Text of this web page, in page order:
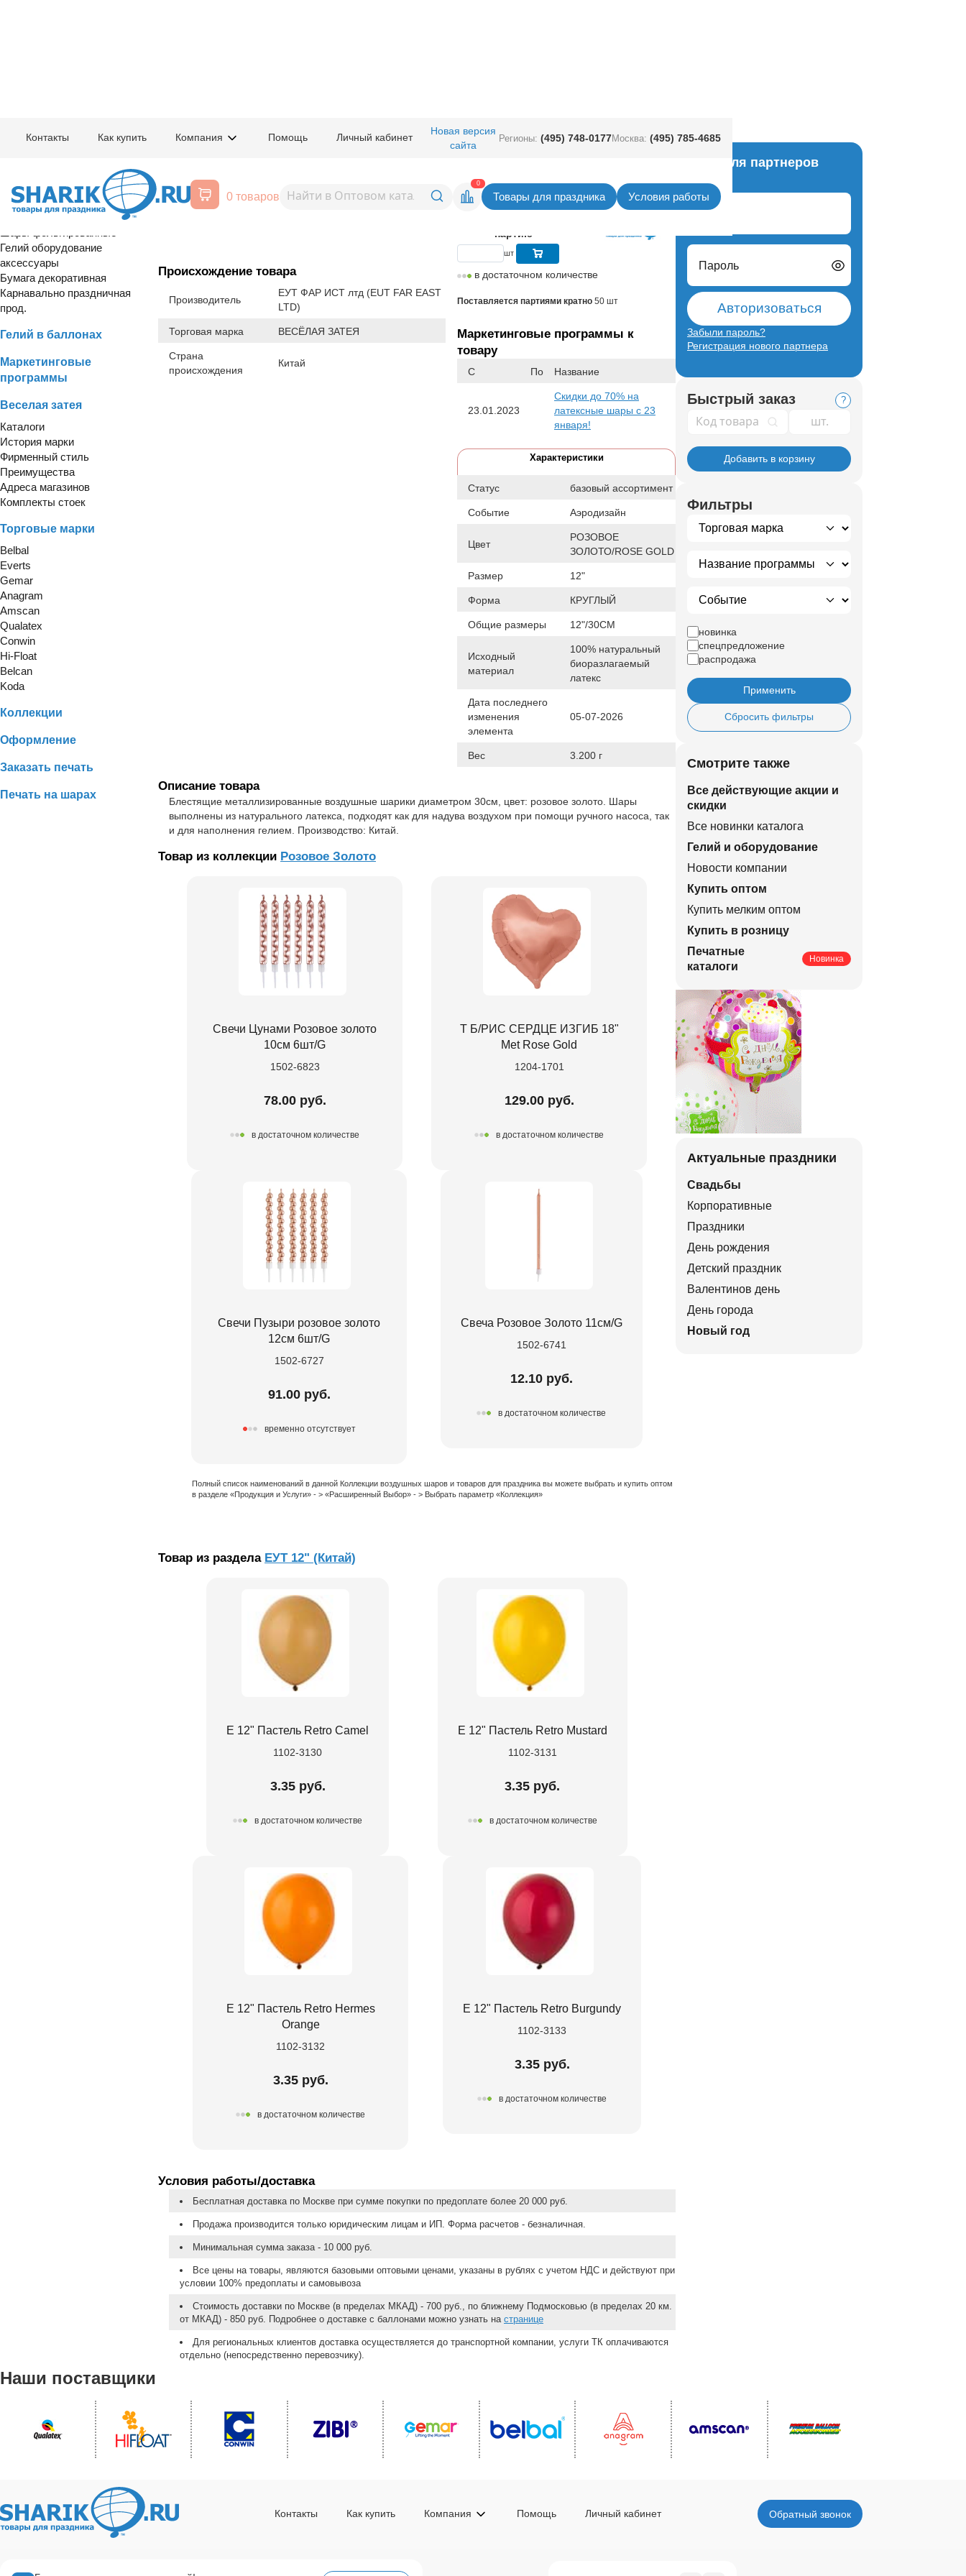
Контакты Как купить Компания Помощь Личный кабинет
Новая версия
сайта
Регионы: (495) 748-0177Москва: (495) 785-4685
0 товаров
0
Товары для праздника Условия работы
Расширенный поиск
Шары латексные
Гелий оборудование
аксессуары
Бумага декоративная
Карнавально праздничная
прод.
Гелий в баллонах
Маркетинговые
программы
Веселая затея
Каталоги
История марки
Фирменный стиль
Преимущества
Адреса магазинов
Комплекты стоек
Торговые марки
Belbal
Everts
Gemar
Anagram
Amscan
Qualatex
Conwin
Hi-Float
Belcan
Koda
Коллекции
Оформление
Заказать печать
Печать на шарах
1102-2521 Вернуться в раздел ЕУТ 12" (Китай)
Происхождение товара
Производитель
ЕУТ ФАР ИСТ лтд (EUT FAR EAST
LTD)
Торговая марка ВЕСЁЛАЯ ЗАТЕЯ
Страна
происхождения
Китай
3,40руб. за шт
партию
шт
в достаточном количестве
Поставляется партиями кратно 50 шт
Маркетинговые программы к
товару
С По Название
23.01.2023
Скидки до 70% на
латексные шары с 23
января!
Характеристики
Статус базовый ассортимент
Событие Аэродизайн
Цвет
РОЗОВОЕ
ЗОЛОТО/ROSE GOLD
Размер 12"
Форма КРУГЛЫЙ
Общие размеры 12"/30СМ
Исходный
материал
100% натуральный
биоразлагаемый
латекс
Дата последнего
изменения
элемента
05-07-2026
Вес 3.200 г
Описание товара
Блестящие металлизированные воздушные шарики диаметром 30см, цвет: розовое золото. Шары
выполнены из натурального латекса, подходят как для надува воздухом при помощи ручного насоса, так
и для наполнения гелием. Производство: Китай.
Товар из коллекции Розовое Золото
Свечи Цунами Розовое золото
10см 6шт/G
1502-6823
78.00 руб.
в достаточном количестве
Т Б/РИС СЕРДЦЕ ИЗГИБ 18"
Met Rose Gold
1204-1701
129.00 руб.
в достаточном количестве
Свечи Пузыри розовое золото
12см 6шт/G
1502-6727
91.00 руб.
временно отсутствует
Свеча Розовое Золото 11см/G
1502-6741
12.10 руб.
в достаточном количестве
Полный список наименований в данной Коллекции воздушных шаров и товаров для праздника вы можете выбрать и купить оптом
в разделе «Продукция и Услуги» - > «Расширенный Выбор» - > Выбрать параметр «Коллекция»
Товар из раздела ЕУТ 12" (Китай)
Е 12" Пастель Retro Camel
1102-3130
3.35 руб.
в достаточном количестве
Е 12" Пастель Retro Mustard
1102-3131
3.35 руб.
в достаточном количестве
Е 12" Пастель Retro Hermes
Orange
1102-3132
3.35 руб.
в достаточном количестве
Е 12" Пастель Retro Burgundy
1102-3133
3.35 руб.
в достаточном количестве
Условия работы/доставка
Бесплатная доставка по Москве при сумме покупки по предоплате более 20 000 руб.
Продажа производится только юридическим лицам и ИП. Форма расчетов - безналичная.
Минимальная сумма заказа - 10 000 руб.
Все цены на товары, являются базовыми оптовыми ценами, указаны в рублях с учетом НДС и действуют при
условии 100% предоплаты и самовывоза
Стоимость доставки по Москве (в пределах МКАД) - 700 руб., по ближнему Подмосковью (в пределах 20 км.
от МКАД) - 850 руб. Подробнее о доставке с баллонами можно узнать на странице
Для региональных клиентов доставка осуществляется до транспортной компании, услуги ТК оплачиваются
отдельно (непосредственно перевозчику).
Вход для партнеров
Логин
Пароль
Авторизоваться
Забыли пароль?
Регистрация нового партнера
Быстрый заказ ?
Код товара
Добавить в корзину
Фильтры
новинка
спецпредложение
распродажа
Применить
Сбросить фильтры
Смотрите также
Все действующие акции и
скидки
Все новинки каталога
Гелий и оборудование
Новости компании
Купить оптом
Купить мелким оптом
Купить в розницу
Печатные
каталоги
Новинка
Актуальные праздники
Свадьбы
Корпоративные
Праздники
День рождения
Детский праздник
Валентинов день
День города
Новый год
Наши поставщики
Контакты Как купить Компания Помощь Личный кабинет Обратный звонок